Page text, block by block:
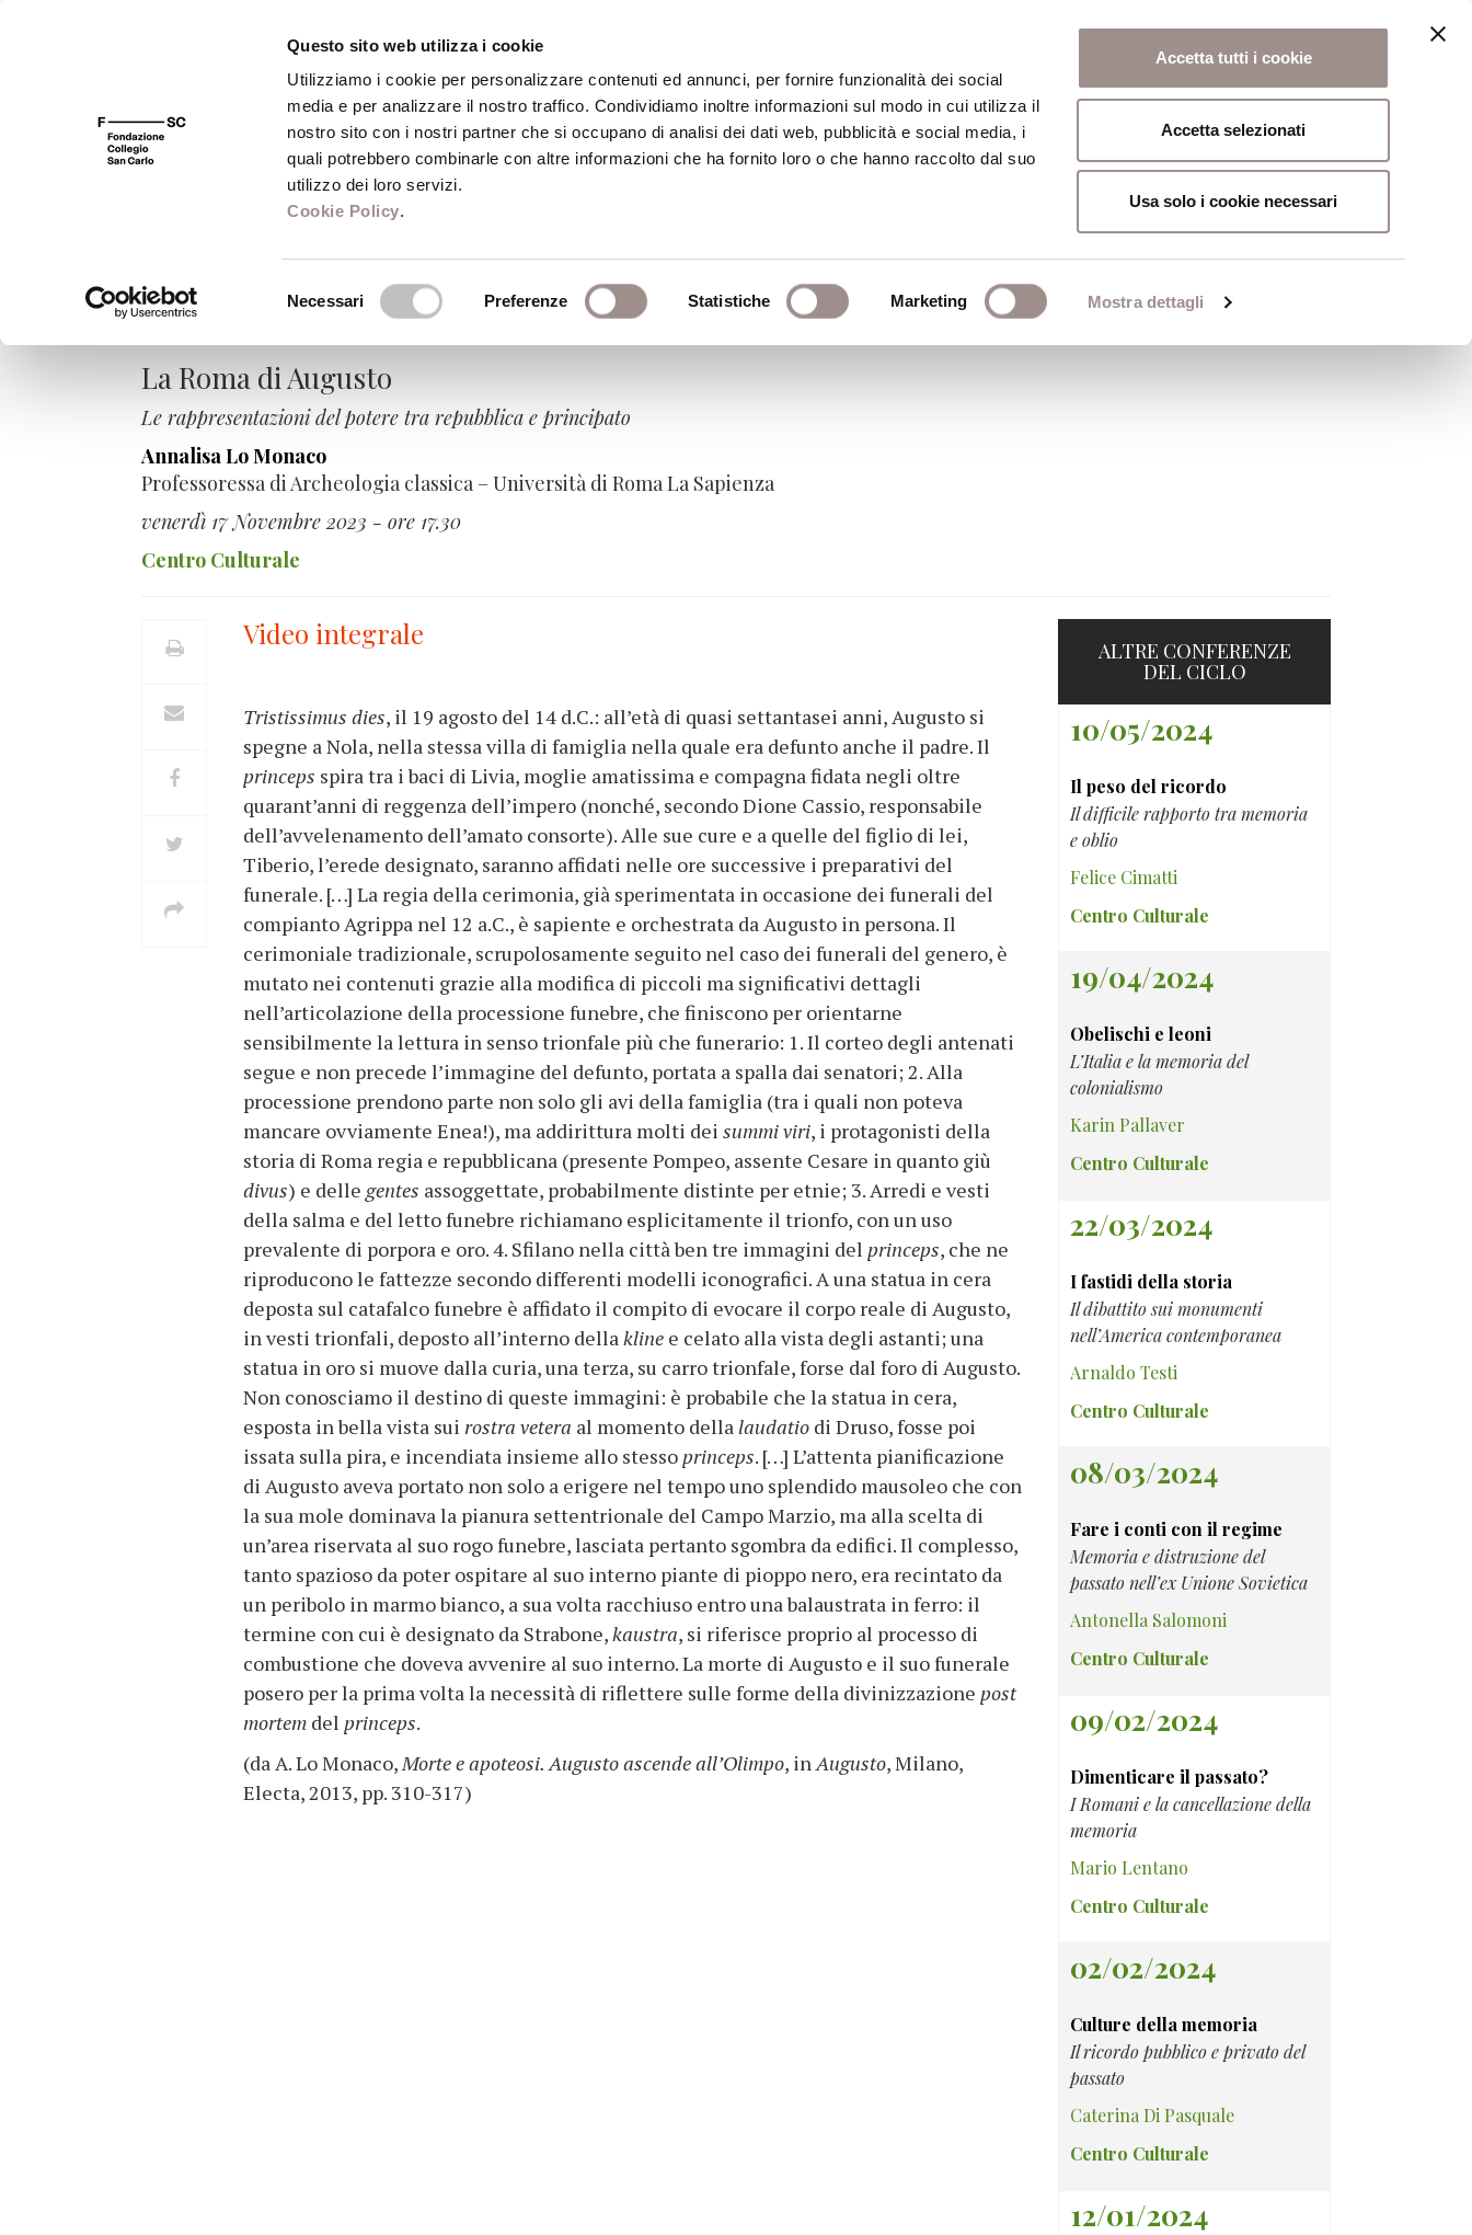
Questo sito web utilizza i cookie
Utilizziamo i cookie per personalizzare contenuti ed annunci, per fornire funzionalità dei social
media e per analizzare il nostro traffico. Condividiamo inoltre informazioni sul modo in cui utilizza il
nostro sito con i nostri partner che si occupano di analisi dei dati web, pubblicità e social media, i
quali potrebbero combinarle con altre informazioni che ha fornito loro o che hanno raccolto dal suo
utilizzo dei loro servizi.
Cookie Policy.
Necessari Preferenze Statistiche Marketing Mostra dettagli
Accetta tutti i cookie
Accetta selezionati
Usa solo i cookie necessari
FSC 400 Fondazione Biblioteca Centro Culturale Centro Studi Religiosi Scuola Alti Studi
Monumenti
Il passato, la memoria, lo spazio pubblico
La Roma di Augusto
Le rappresentazioni del potere tra repubblica e principato
Annalisa Lo Monaco
Professoressa di Archeologia classica – Università di Roma La Sapienza
venerdì 17 Novembre 2023 - ore 17.30
Centro Culturale
Video integrale
Tristissimus dies, il 19 agosto del 14 d.C.: all’età di quasi settantasei anni, Augusto si
spegne a Nola, nella stessa villa di famiglia nella quale era defunto anche il padre. Il
princeps spira tra i baci di Livia, moglie amatissima e compagna fidata negli oltre
quarant’anni di reggenza dell’impero (nonché, secondo Dione Cassio, responsabile
dell’avvelenamento dell’amato consorte). Alle sue cure e a quelle del figlio di lei,
Tiberio, l’erede designato, saranno affidati nelle ore successive i preparativi del
funerale. […] La regia della cerimonia, già sperimentata in occasione dei funerali del
compianto Agrippa nel 12 a.C., è sapiente e orchestrata da Augusto in persona. Il
cerimoniale tradizionale, scrupolosamente seguito nel caso dei funerali del genero, è
mutato nei contenuti grazie alla modifica di piccoli ma significativi dettagli
nell’articolazione della processione funebre, che finiscono per orientarne
sensibilmente la lettura in senso trionfale più che funerario: 1. Il corteo degli antenati
segue e non precede l’immagine del defunto, portata a spalla dai senatori; 2. Alla
processione prendono parte non solo gli avi della famiglia (tra i quali non poteva
mancare ovviamente Enea!), ma addirittura molti dei summi viri, i protagonisti della
storia di Roma regia e repubblicana (presente Pompeo, assente Cesare in quanto giù
divus) e delle gentes assoggettate, probabilmente distinte per etnie; 3. Arredi e vesti
della salma e del letto funebre richiamano esplicitamente il trionfo, con un uso
prevalente di porpora e oro. 4. Sfilano nella città ben tre immagini del princeps, che ne
riproducono le fattezze secondo differenti modelli iconografici. A una statua in cera
deposta sul catafalco funebre è affidato il compito di evocare il corpo reale di Augusto,
in vesti trionfali, deposto all’interno dellakline e celato alla vista degli astanti; una
statua in oro si muove dalla curia, una terza, su carro trionfale, forse dal foro di Augusto.
Non conosciamo il destino di queste immagini: è probabile che la statua in cera,
esposta in bella vista sui rostra vetera al momento della laudatio di Druso, fosse poi
issata sulla pira, e incendiata insieme allo stesso princeps. […] L’attenta pianificazione
di Augusto aveva portato non solo a erigere nel tempo uno splendido mausoleo che con
la sua mole dominava la pianura settentrionale del Campo Marzio, ma alla scelta di
un’area riservata al suo rogo funebre, lasciata pertanto sgombra da edifici. Il complesso,
tanto spazioso da poter ospitare al suo interno piante di pioppo nero, era recintato da
un peribolo in marmo bianco, a sua volta racchiuso entro una balaustrata in ferro: il
termine con cui è designato da Strabone,kaustra, si riferisce proprio al processo di
combustione che doveva avvenire al suo interno. La morte di Augusto e il suo funerale
posero per la prima volta la necessità di riflettere sulle forme della divinizzazione post
mortem del princeps.
(da A. Lo Monaco,Morte e apoteosi. Augusto ascende all’Olimpo, inAugusto, Milano,
Electa, 2013, pp. 310-317)
ALTRE CONFERENZE
DEL CICLO
10/05/2024
Il peso del ricordo
Il difficile rapporto tra memoria
e oblio
Felice Cimatti
Centro Culturale
19/04/2024
Obelischi e leoni
L’Italia e la memoria del
colonialismo
Karin Pallaver
Centro Culturale
22/03/2024
I fastidi della storia
Il dibattito sui monumenti
nell’America contemporanea
Arnaldo Testi
Centro Culturale
08/03/2024
Fare i conti con il regime
Memoria e distruzione del
passato nell’ex Unione Sovietica
Antonella Salomoni
Centro Culturale
09/02/2024
Dimenticare il passato?
I Romani e la cancellazione della
memoria
Mario Lentano
Centro Culturale
02/02/2024
Culture della memoria
Il ricordo pubblico e privato del
passato
Caterina Di Pasquale
Centro Culturale
12/01/2024